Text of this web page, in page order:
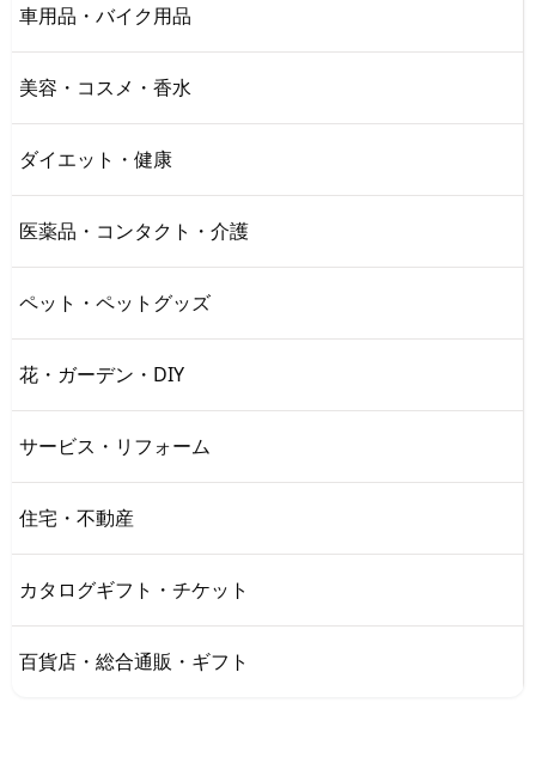
車用品・バイク用品
美容・コスメ・香水
ダイエット・健康
医薬品・コンタクト・介護
ペット・ペットグッズ
花・ガーデン・DIY
サービス・リフォーム
住宅・不動産
カタログギフト・チケット
百貨店・総合通販・ギフト